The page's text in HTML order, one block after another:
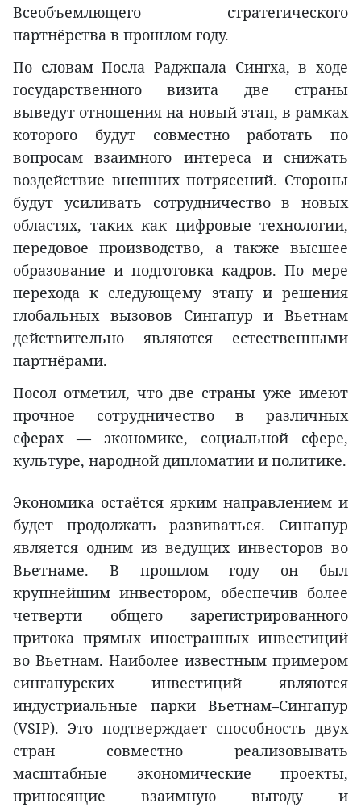
Всеобъемлющего стратегического
партнёрства в прошлом году.
По словам Посла Раджпала Сингха, в ходе
государственного визита две страны
выведут отношения на новый этап, в рамках
которого будут совместно работать по
вопросам взаимного интереса и снижать
воздействие внешних потрясений. Стороны
будут усиливать сотрудничество в новых
областях, таких как цифровые технологии,
передовое производство, а также высшее
образование и подготовка кадров. По мере
перехода к следующему этапу и решения
глобальных вызовов Сингапур и Вьетнам
действительно являются естественными
партнёрами.
Посол отметил, что две страны уже имеют
прочное сотрудничество в различных
сферах — экономике, социальной сфере,
культуре, народной дипломатии и политике.
Экономика остаётся ярким направлением и
будет продолжать развиваться. Сингапур
является одним из ведущих инвесторов во
Вьетнаме. В прошлом году он был
крупнейшим инвестором, обеспечив более
четверти общего зарегистрированного
притока прямых иностранных инвестиций
во Вьетнам. Наиболее известным примером
сингапурских инвестиций являются
индустриальные парки Вьетнам–Сингапур
(VSIP). Это подтверждает способность двух
стран совместно реализовывать
масштабные экономические проекты,
приносящие взаимную выгоду и